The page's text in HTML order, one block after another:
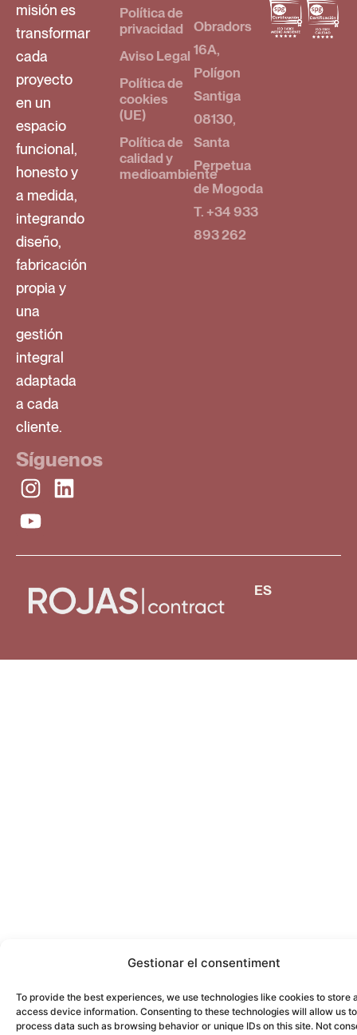
Gestionar el consentiment
To provide the best experiences, we use technologies like cookies to store
access device information. Consenting to these technologies will allow us to
process data such as browsing behavior or unique IDs on this site. Not
misión es
transformar
cada
proyecto
en un
espacio
funcional,
honesto y
a medida,
integrando
diseño,
fabricación
propia y
una
gestión
integral
adaptada
a cada
cliente.
Síguenos
Política de
privacidad
Aviso Legal
Política de
cookies
(UE)
Política de
calidad y
medioambiente
Obradors
16A,
Polígon
Santiga
08130,
Santa
Perpetua
de Mogoda
T. +34 933
893 262
ES